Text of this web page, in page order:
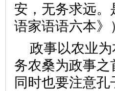
安，无务求远。
语家语语六
政事以农业
务农桑为政事
同时也要注意